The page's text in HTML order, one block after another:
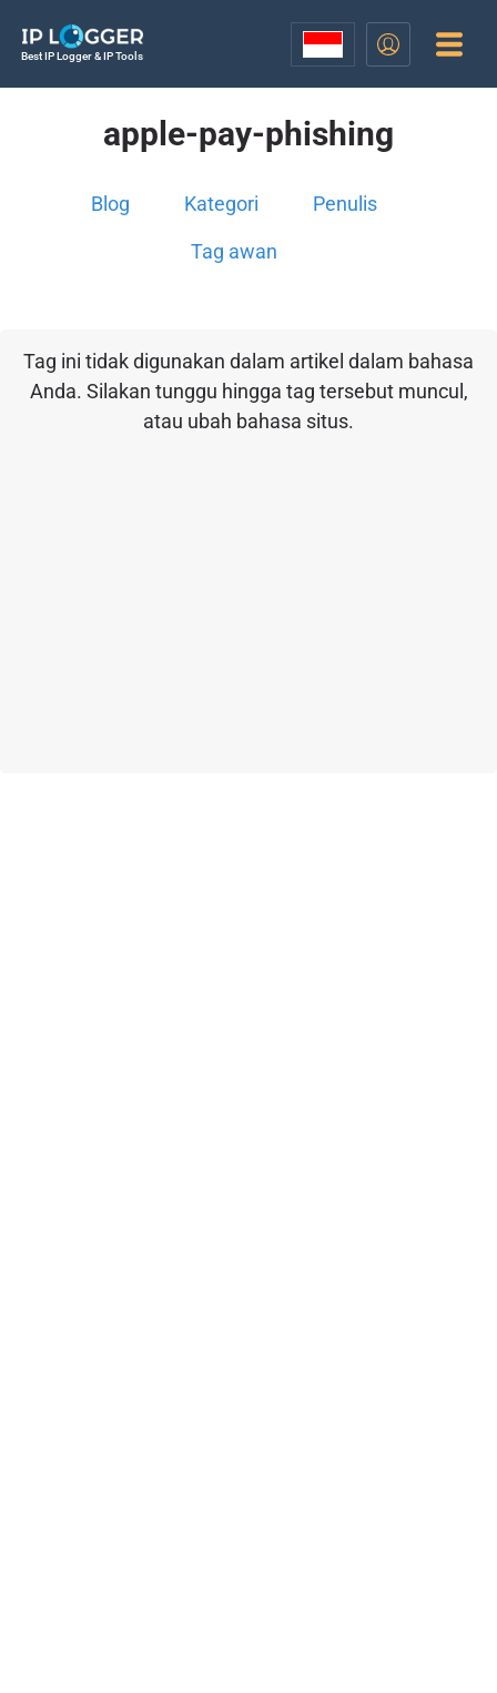
Best IP Logger & IP Tools
apple-pay-phishing
Blog Kategori Penulis
Tag awan